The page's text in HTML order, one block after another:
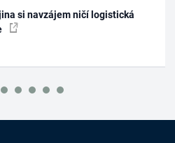
si navzájem ničí logistická